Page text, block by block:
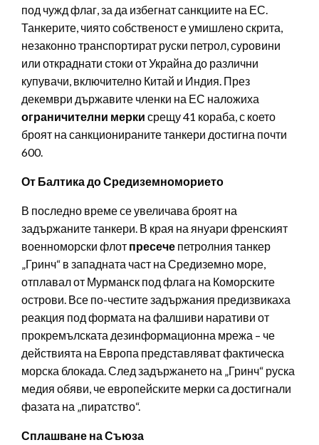
под чужд флаг, за да избегнат санкциите на ЕС.
Танкерите, чиято собственост е умишлено скрита,
незаконно транспортират руски петрол, суровини
или откраднати стоки от Украйна до различни
купувачи, включително Китай и Индия. През
декември държавите членки на ЕС наложиха
ограничителни мерки срещу 41 кораба, с което
броят на санкционираните танкери достигна почти
600.
От Балтика до Средиземноморието
В последно време се увеличава броят на
задържаните танкери. В края на януари френският
военноморски флот пресече петролния танкер
„Гринч“ в западната част на Средиземно море,
отплавал от Мурманск под флага на Коморските
острови. Все по-честите задържания предизвикаха
реакция под формата на фалшиви наративи от
прокремълската дезинформационна мрежа – че
действията на Европа представляват фактическа
морска блокада. След задържането на „Гринч“ руска
медия обяви, че европейските мерки са достигнали
фазата на „пиратство“.
Сплашване на Съюза